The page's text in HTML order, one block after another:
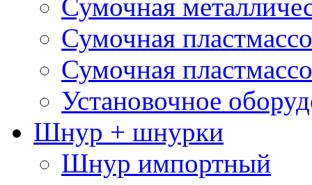
Сумочная
Сумочная
Сумочная
Установочное
Шнур + шнурки
Шнур импортный